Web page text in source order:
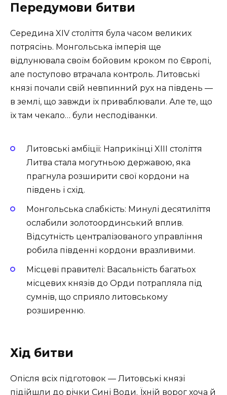
Передумови битви
Середина XIV століття була часом великих
потрясінь. Монгольська імперія ще
відлунювала своїм бойовим кроком по Європі,
але поступово втрачала контроль. Литовські
князі почали свій невпинний рух на південь —
в землі, що завжди їх приваблювали. Але те, що
їх там чекало… були несподіванки.
Литовські амбіції: Наприкінці XIII століття
Литва стала могутньою державою, яка
прагнула розширити свої кордони на
південь і схід.
Монгольська слабкість: Минулі десятиліття
ослабили золотоординський вплив.
Відсутність централізованого управління
робила південні кордони вразливими.
Місцеві правителі: Васальність багатьох
місцевих князів до Орди потрапляла під
сумнів, що сприяло литовському
розширенню.
Хід битви
Опісля всіх підготовок — Литовські князі
підійшли до річки Сині Води. Їхній ворог хоча й